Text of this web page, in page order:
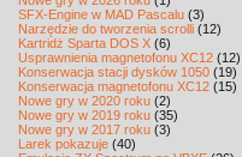
SFX-Engine w MAD Pascalu (3)
Narzędzie do tworzenia scrolli (12)
Kartridż Sparta DOS X (6)
Usprawnienia magnetofonu XC12 (12)
Konserwacja stacji dysków 1050 (19)
Konserwacja magnetofonu XC12 (15)
Nowe gry w 2020 roku (2)
Nowe gry w 2019 roku (35)
Nowe gry w 2017 roku (3)
Larek pokazuje (40)